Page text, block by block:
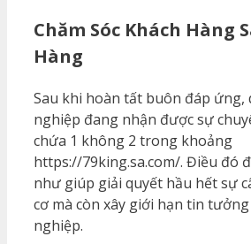
Chăm Sóc Khách Hàng
Hàng
Sau khi hoàn tất buôn đáp ứng,
nghiệp đang nhận được sự
chứa 1 không 2 trong khoảng
https://79king.sa.com/. Điều đó
như giúp giải quyết hầu hết sự
cơ mà còn xây giới hạn tin
nghiệp.